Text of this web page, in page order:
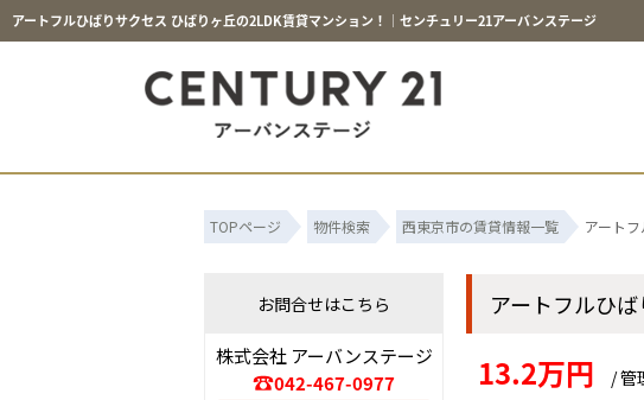
アートフルひばりサクセス ひばりヶ丘の2LDK賃貸マンション！｜センチュリー21アーバンステージ
TOPページ 物件検索 西東京市の賃貸情報一覧 アート
アートフルひ
13.2万円 / 管
お問合せはこちら
株式会社 アーバンステージ
042-467-0977